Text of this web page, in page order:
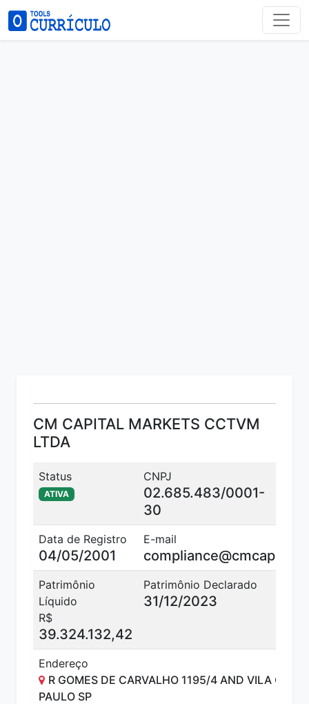
CM CAPITAL MARKETS CCTVM
LTDA
Status
ATIVA
CNPJ
02.685.483/0001-
30
Data de Registro
04/05/2001
E-mail
Patrimônio
Líquido
R$
39.324.132,42
Patrimônio Declarado
31/12/2023
Endereço
R GOMES DE CARVALHO 1195/4 AND VILA
PAULO SP